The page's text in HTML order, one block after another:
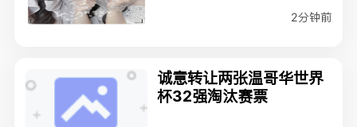
2分钟前
诚意转让两张温哥华世界
杯32强淘汰赛票